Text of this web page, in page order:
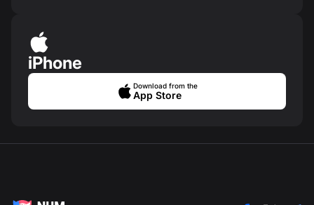
iPhone
Download from the
App Store